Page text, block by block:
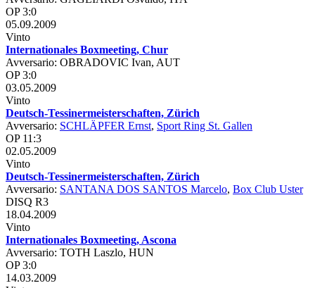
OP 3:0
05.09.2009
Vinto
Internationales Boxmeeting, Chur
Avversario: OBRADOVIC Ivan, AUT
OP 3:0
03.05.2009
Vinto
Deutsch-Tessinermeisterschaften, Zürich
Avversario: SCHLÄPFER Ernst, Sport Ring St. Gallen
OP 11:3
02.05.2009
Vinto
Deutsch-Tessinermeisterschaften, Zürich
Avversario: SANTANA DOS SANTOS Marcelo, Box Club Uster
DISQ R3
18.04.2009
Vinto
Internationales Boxmeeting, Ascona
Avversario: TOTH Laszlo, HUN
OP 3:0
14.03.2009